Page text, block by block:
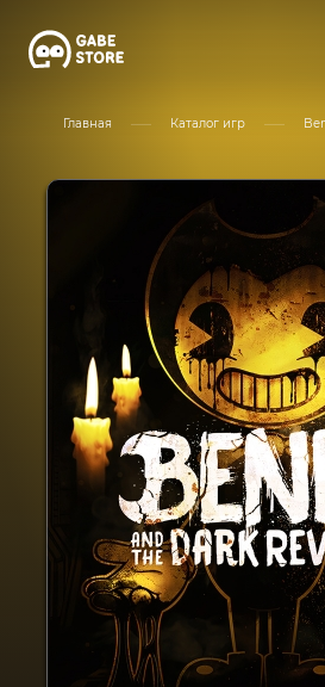
Главная Каталог игр